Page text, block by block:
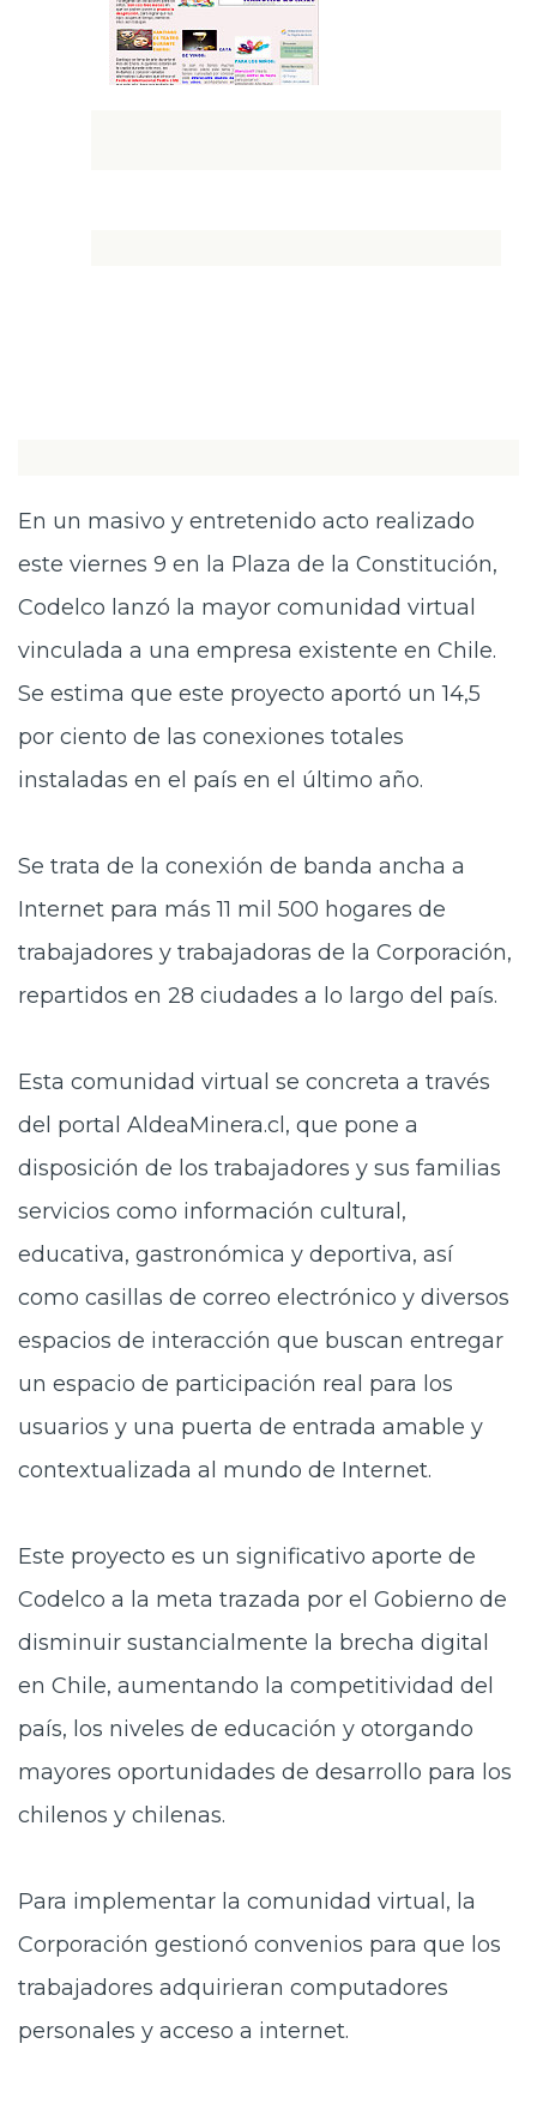
En un masivo y entretenido acto realizado
este viernes 9 en la Plaza de la Constitución,
Codelco lanzó la mayor comunidad virtual
vinculada a una empresa existente en Chile.
Se estima que este proyecto aportó un 14,5
por ciento de las conexiones totales
instaladas en el país en el último año.
Se trata de la conexión de banda ancha a
Internet para más 11 mil 500 hogares de
trabajadores y trabajadoras de la Corporación,
repartidos en 28 ciudades a lo largo del país.
Esta comunidad virtual se concreta a través
del portal AldeaMinera.cl, que pone a
disposición de los trabajadores y sus familias
servicios como información cultural,
educativa, gastronómica y deportiva, así
como casillas de correo electrónico y diversos
espacios de interacción que buscan entregar
un espacio de participación real para los
usuarios y una puerta de entrada amable y
contextualizada al mundo de Internet.
Este proyecto es un significativo aporte de
Codelco a la meta trazada por el Gobierno de
disminuir sustancialmente la brecha digital
en Chile, aumentando la competitividad del
país, los niveles de educación y otorgando
mayores oportunidades de desarrollo para los
chilenos y chilenas.
Para implementar la comunidad virtual, la
Corporación gestionó convenios para que los
trabajadores adquirieran computadores
personales y acceso a internet.